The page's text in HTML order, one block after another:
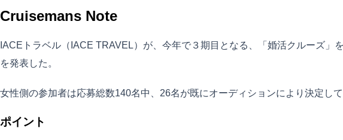
Cruisemans Note
IACEトラベル（IACE TRAVEL）が、今年で３期目となる、「婚活クルーズ
を発表した。
女性側の参加者は応募総数140名中、26名が既にオーディションにより決定し
ポイント